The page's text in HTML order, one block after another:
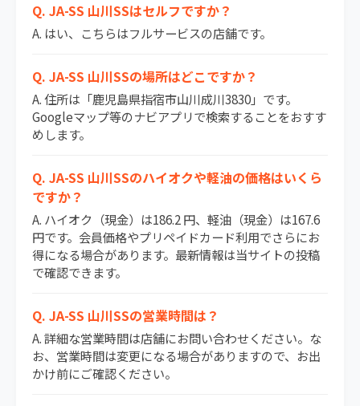
Q. JA-SS 山川SSはセルフですか？
A. はい、こちらはフルサービスの店舗です。
Q. JA-SS 山川SSの場所はどこですか？
A. 住所は「鹿児島県指宿市山川成川3830」です。
Googleマップ等のナビアプリで検索することをおすす
めします。
Q. JA-SS 山川SSのハイオクや軽油の価格はいくら
ですか？
A. ハイオク（現金）は186.2 円、軽油（現金）は167.6
円です。会員価格やプリペイドカード利用でさらにお
得になる場合があります。最新情報は当サイトの投稿
で確認できます。
Q. JA-SS 山川SSの営業時間は？
A. 詳細な営業時間は店舗にお問い合わせください。な
お、営業時間は変更になる場合がありますので、お出
かけ前にご確認ください。